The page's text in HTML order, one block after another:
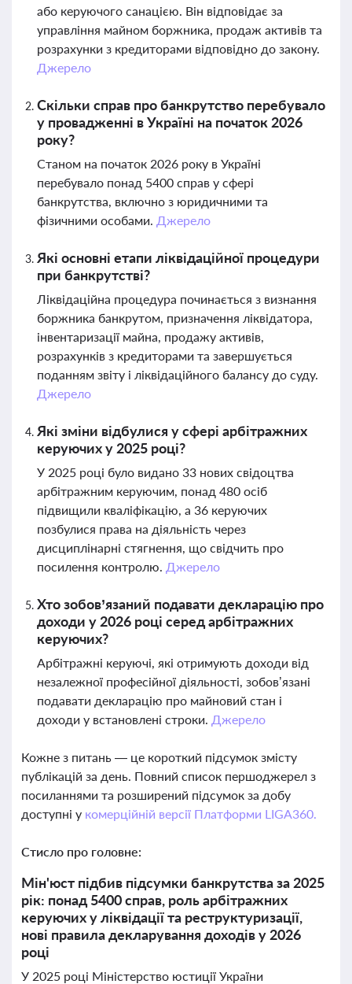
або керуючого санацією. Він відповідає за
управління майном боржника, продаж активів та
розрахунки з кредиторами відповідно до закону.
Джерело
Скільки справ про банкрутство перебувало
у провадженні в Україні на початок 2026
року?
Станом на початок 2026 року в Україні
перебувало понад 5400 справ у сфері
банкрутства, включно з юридичними та
фізичними особами. Джерело
Які основні етапи ліквідаційної процедури
при банкрутстві?
Ліквідаційна процедура починається з визнання
боржника банкрутом, призначення ліквідатора,
інвентаризації майна, продажу активів,
розрахунків з кредиторами та завершується
поданням звіту і ліквідаційного балансу до суду.
Джерело
Які зміни відбулися у сфері арбітражних
керуючих у 2025 році?
У 2025 році було видано 33 нових свідоцтва
арбітражним керуючим, понад 480 осіб
підвищили кваліфікацію, а 36 керуючих
позбулися права на діяльність через
дисциплінарні стягнення, що свідчить про
посилення контролю. Джерело
Хто зобов’язаний подавати декларацію про
доходи у 2026 році серед арбітражних
керуючих?
Арбітражні керуючі, які отримують доходи від
незалежної професійної діяльності, зобов’язані
подавати декларацію про майновий стан і
доходи у встановлені строки. Джерело
Кожне з питань — це короткий підсумок змісту
публікацій за день. Повний список першоджерел з
посиланнями та розширений підсумок за добу
доступні у комерційній версії Платформи LIGA360.
Стисло про головне:
Мін'юст підбив підсумки банкрутства за 2025
рік: понад 5400 справ, роль арбітражних
керуючих у ліквідації та реструктуризації,
нові правила декларування доходів у 2026
році
У 2025 році Міністерство юстиції України